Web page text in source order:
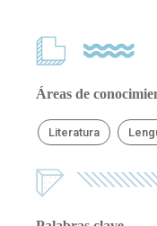
Áreas de
Literatura